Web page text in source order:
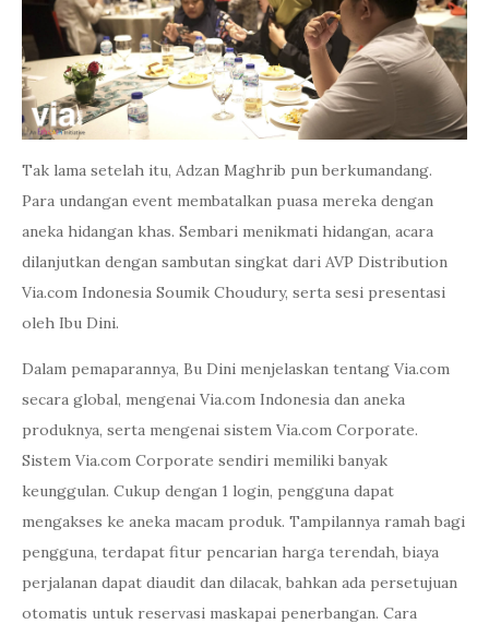
Tak lama setelah itu, Adzan Maghrib pun berkumandang.
Para undangan event membatalkan puasa mereka dengan
aneka hidangan khas. Sembari menikmati hidangan, acara
dilanjutkan dengan sambutan singkat dari AVP Distribution
Via.com Indonesia Soumik Choudury, serta sesi presentasi
oleh Ibu Dini.
Dalam pemaparannya, Bu Dini menjelaskan tentang Via.com
secara global, mengenai Via.com Indonesia dan aneka
produknya, serta mengenai sistem Via.com Corporate.
Sistem Via.com Corporate sendiri memiliki banyak
keunggulan. Cukup dengan 1 login, pengguna dapat
mengakses ke aneka macam produk. Tampilannya ramah bagi
pengguna, terdapat fitur pencarian harga terendah, biaya
perjalanan dapat diaudit dan dilacak, bahkan ada persetujuan
otomatis untuk reservasi maskapai penerbangan. Cara